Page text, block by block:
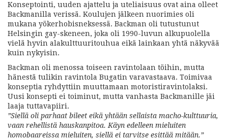
Konseptointi, uuden ajattelu ja uteliaisuus ovat aina olleet
Backmanilla verissä. Koulujen jälkeen nuorimies oli
mukana yökerhobisneksessä. Backman oli tutustunut
Helsingin gay-skeneen, joka oli 1990-luvun alkupuolella
vielä hyvin alakulttuuritouhua eikä lainkaan yhtä näkyvää
kuin nykyisin.
Backman oli menossa toiseen ravintolaan töihin, mutta
hänestä tulikin ravintola Bugatin varavastaava. Toimivaa
konseptia ryhdyttiin muuttamaan motoristiravintolaksi.
Uusi konsepti ei toiminut, mutta vanhasta Backmanille jäi
laaja tuttavapiiri.
”Siellä oli parhaat bileet eikä yhtään sellaista macho-kulttuuria,
vaan rehellistä hauskanpitoa. Käyn edelleen mieluiten
homobaareissa mieluiten, siellä ei tarvitse esittää mitään.”